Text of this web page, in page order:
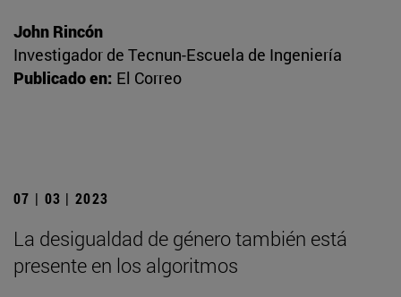
John Rincón
Investigador de Tecnun-Escuela de Ingeniería
Publicado en: El Correo
07 | 03 | 2023
La desigualdad de género también está
presente en los algoritmos